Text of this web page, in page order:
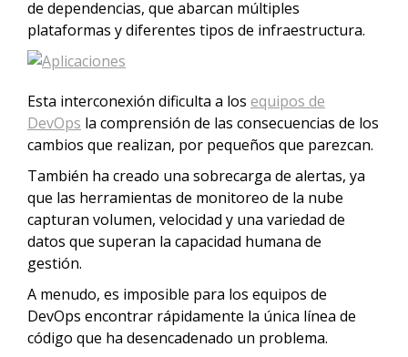
de dependencias, que abarcan múltiples
plataformas y diferentes tipos de infraestructura.
Esta interconexión dificulta a los equipos de
DevOps la comprensión de las consecuencias de los
cambios que realizan, por pequeños que parezcan.
También ha creado una sobrecarga de alertas, ya
que las herramientas de monitoreo de la nube
capturan volumen, velocidad y una variedad de
datos que superan la capacidad humana de
gestión.
A menudo, es imposible para los equipos de
DevOps encontrar rápidamente la única línea de
código que ha desencadenado un problema.